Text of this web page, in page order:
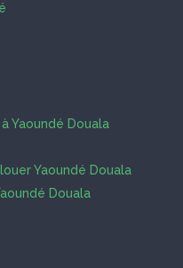
Yaoundé Douala
Yaoundé Douala
Douala